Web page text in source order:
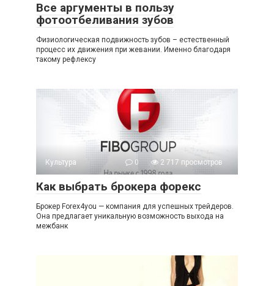
Все аргументы в пользу
фотоотбеливания зубов
Физиологическая подвижность зубов – естественный
процесс их движения при жевании. Именно благодаря
такому рефлексу
Культура 0 2 717 просмотров
Как выбрать брокера форекс
Брокер Forex4you — компания для успешных трейдеров.
Она предлагает уникальную возможность выхода на
межбанк